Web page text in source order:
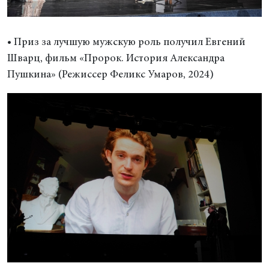
• Приз за лучшую мужскую роль получил Евгений
Шварц, фильм «Пророк. История Александра
Пушкина» (Режиссер Феликс Умаров, 2024)